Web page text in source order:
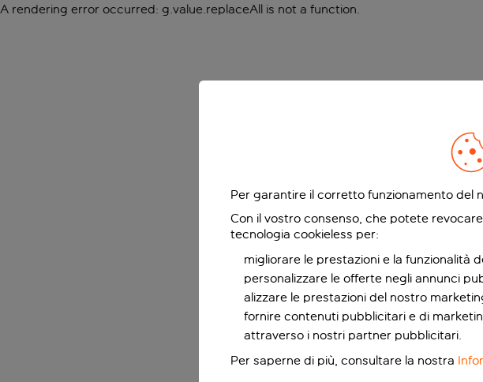
A rendering error occurred: g.value.replaceAll is not a function.
Per garantire il corretto funzionamento del
Con il vostro consenso, che potete
tecnologia cookieless per:
migliorare le prestazioni e la funzionalità
personalizzare le offerte negli annunci
alizzare le prestazioni del nostro
fornire contenuti pubblicitari e di
attraverso i nostri partner pubblicitari.
Per saperne di più, consultare la nostra